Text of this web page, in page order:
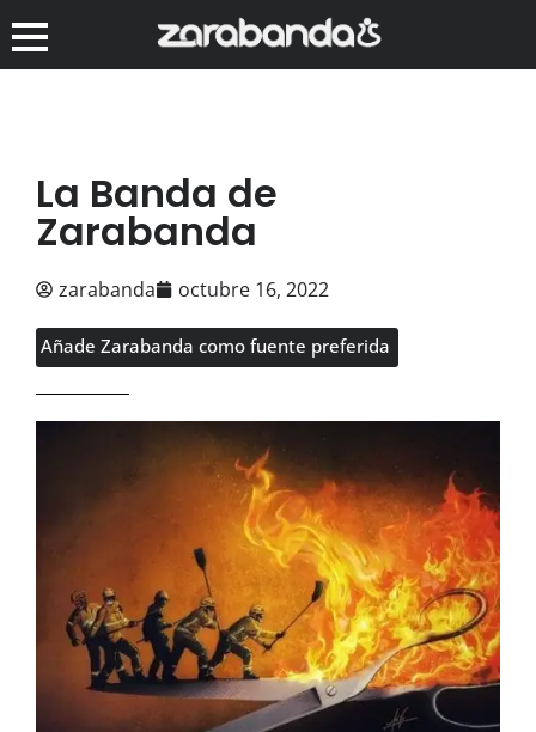
La Banda de
Zarabanda
zarabanda octubre 16, 2022
Añade Zarabanda como fuente preferida